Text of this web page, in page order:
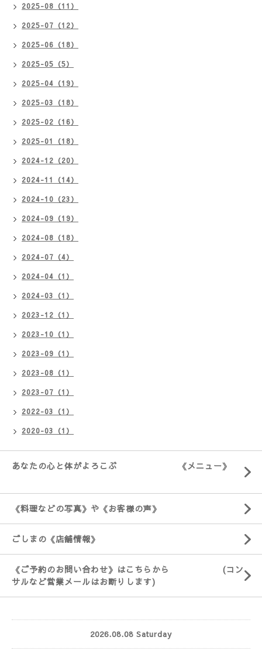
2025-08（11）
2025-07（12）
2025-06（18）
2025-05（5）
2025-04（19）
2025-03（18）
2025-02（16）
2025-01（18）
2024-12（20）
2024-11（14）
2024-10（23）
2024-09（19）
2024-08（18）
2024-07（4）
2024-04（1）
2024-03（1）
2023-12（1）
2023-10（1）
2023-09（1）
2023-08（1）
2023-07（1）
2022-03（1）
2020-03（1）
あなたの心と体がよろこぶ 《メニュー》
《料理などの写真》や《お客様の声》
ごしまの《店舗情報》
《ご予約のお問い合わせ》はこちらから (コン
サルなど営業メールはお断りします)
2026.08.08 Saturday